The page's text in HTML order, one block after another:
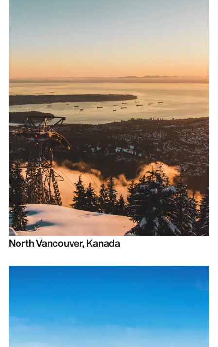
North Vancouver, Kanada